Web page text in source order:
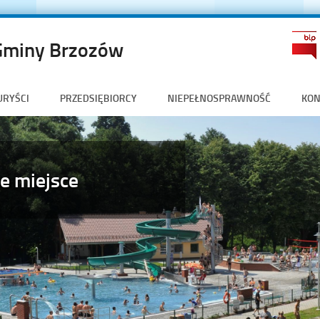
Brzozów
PRZEDSIĘBIORCY NIEPEŁNOSPRAWNOŚĆ
miejsce